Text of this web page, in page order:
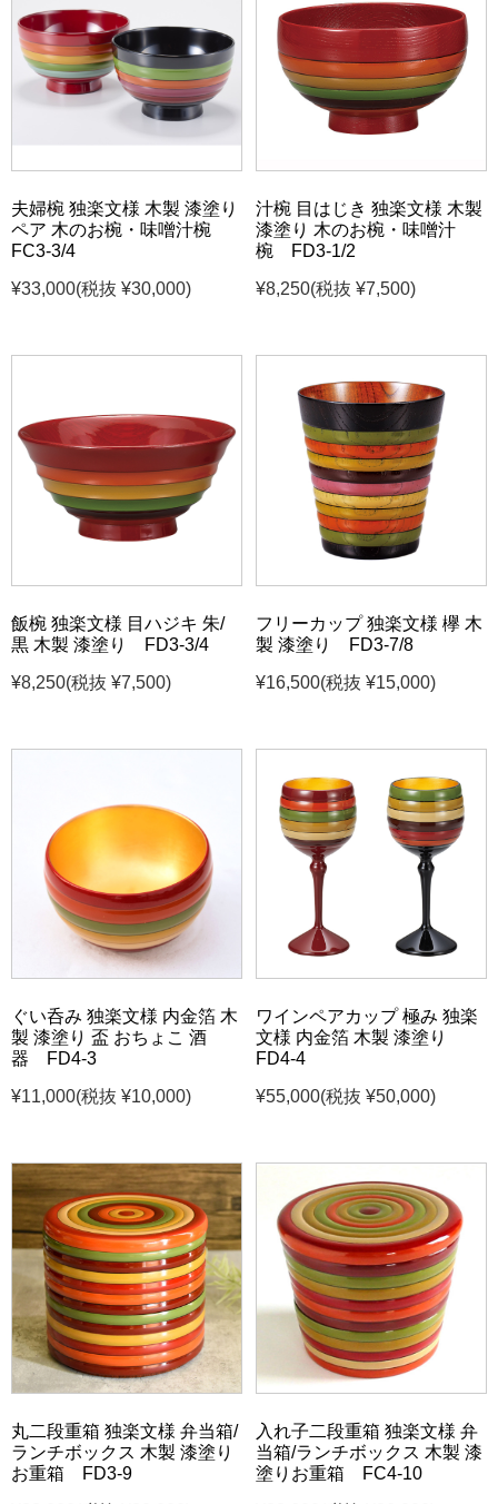
夫婦椀 独楽文様 木製 漆塗り
ペア 木のお椀・味噌汁椀
FC3-3/4
¥33,000(税抜 ¥30,000)
汁椀 目はじき 独楽文様 木製
漆塗り 木のお椀・味噌汁
椀 FD3-1/2
¥8,250(税抜 ¥7,500)
飯椀 独楽文様 目ハジキ 朱/
黒 木製 漆塗り FD3-3/4
¥8,250(税抜 ¥7,500)
フリーカップ 独楽文様 欅 木
製 漆塗り FD3-7/8
¥16,500(税抜 ¥15,000)
ぐい呑み 独楽文様 内金箔 木
製 漆塗り 盃 おちょこ 酒
器 FD4-3
¥11,000(税抜 ¥10,000)
ワインペアカップ 極み 独楽
文様 内金箔 木製 漆塗り
FD4-4
¥55,000(税抜 ¥50,000)
丸二段重箱 独楽文様 弁当箱/
ランチボックス 木製 漆塗り
お重箱 FD3-9
入れ子二段重箱 独楽文様 弁
当箱/ランチボックス 木製 漆
塗りお重箱 FC4-10